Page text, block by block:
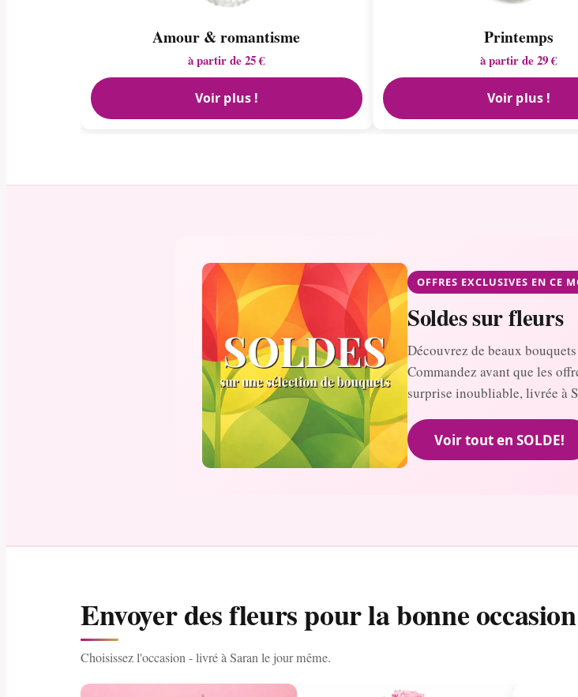
Amour & romantisme
à partir de 25 €
Voir plus !
Printemps
à partir de 29 €
Voir plus !
OFFRES EXCLUSIVES EN CE
Soldes sur fleurs
Découvrez de beaux
Commandez avant que les
surprise inoubliable, livrée à
Voir tout en SOLDE!
Envoyer des fleurs pour la bonne
Choisissez l'occasion - livré à Saran le jour même.